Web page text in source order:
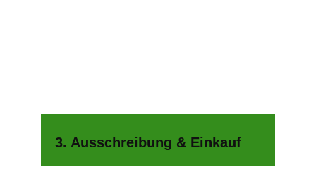
3. Ausschreibung & Einkauf